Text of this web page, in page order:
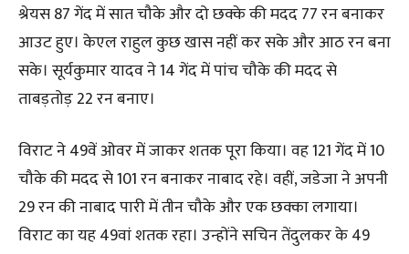
श्रेयस 87 गेंद में सात चौके और दो छक्के की मदद 77 रन बनाकर
आउट हुए। केएल राहुल कुछ खास नहीं कर सके और आठ रन बना
सके। सूर्यकुमार यादव ने 14 गेंद में पांच चौके की मदद से
ताबड़तोड़ 22 रन बनाए।
विराट ने 49वें ओवर में जाकर शतक पूरा किया। वह 121 गेंद में 10
चौके की मदद से 101 रन बनाकर नाबाद रहे। वहीं, जडेजा ने अपनी
29 रन की नाबाद पारी में तीन चौके और एक छक्का लगाया।
विराट का यह 49वां शतक रहा। उन्होंने सचिन तेंदुलकर के 49